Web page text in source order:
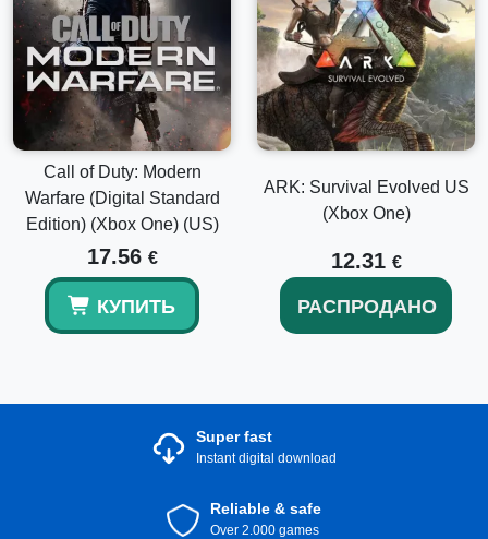
Call of Duty: Modern
Warfare (Digital Standard
Edition) (Xbox One) (US)
17.56 €
КУПИТЬ
ARK: Survival Evolved US
(Xbox One)
12.31 €
РАСПРОДАНО
Super fast
Instant digital download
Reliable & safe
Over 2.000 games